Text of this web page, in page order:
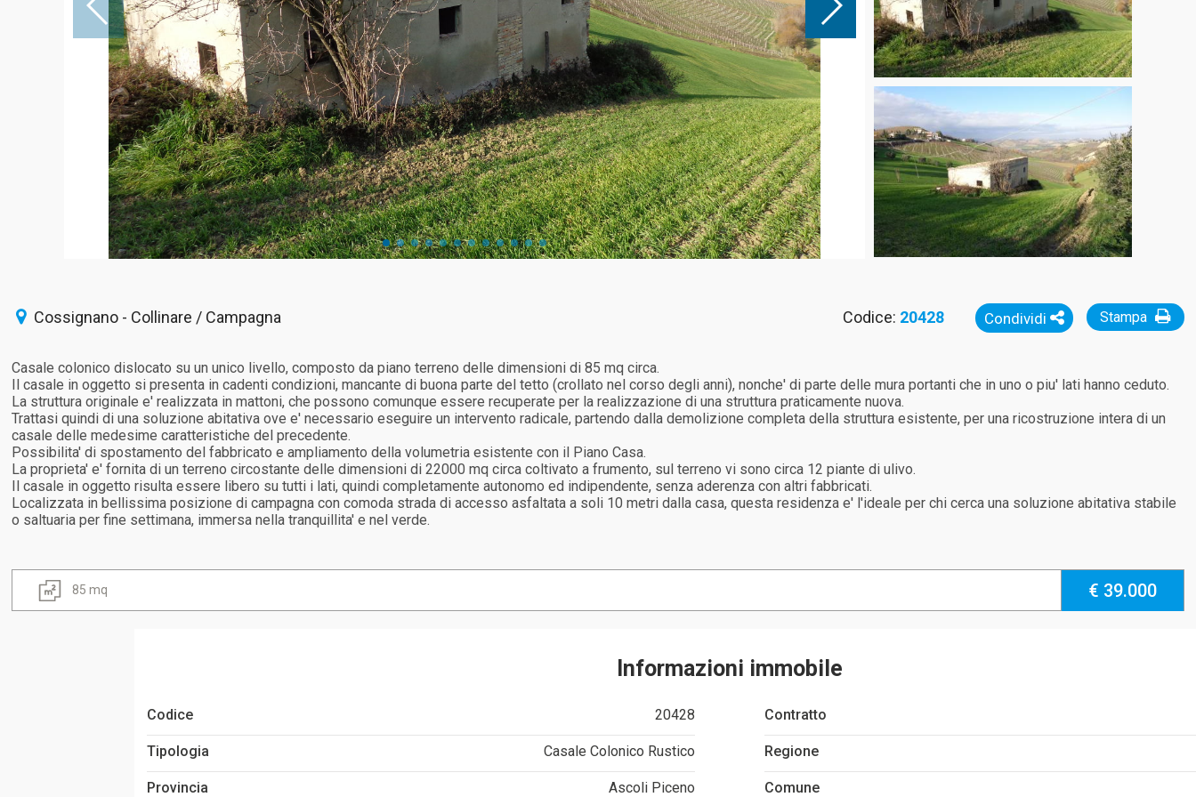
Cossignano - Collinare / Campagna Stampa
Condividi
Codice: 20428
Casale colonico dislocato su un unico livello, composto da piano terreno delle dimensioni di 85 mq circa.
Il casale in oggetto si presenta in cadenti condizioni, mancante di buona parte del tetto (crollato nel corso degli anni), nonche' di parte delle mura portanti che in uno o piu' lati hanno ceduto.
La struttura originale e' realizzata in mattoni, che possono comunque essere recuperate per la realizzazione di una struttura praticamente nuova.
Trattasi quindi di una soluzione abitativa ove e' necessario eseguire un intervento radicale, partendo dalla demolizione completa della struttura esistente, per una ricostruzione intera di un
casale delle medesime caratteristiche del precedente.
Possibilita' di spostamento del fabbricato e ampliamento della volumetria esistente con il Piano Casa.
La proprieta' e' fornita di un terreno circostante delle dimensioni di 22000 mq circa coltivato a frumento, sul terreno vi sono circa 12 piante di ulivo.
Il casale in oggetto risulta essere libero su tutti i lati, quindi completamente autonomo ed indipendente, senza aderenza con altri fabbricati.
Localizzata in bellissima posizione di campagna con comoda strada di accesso asfaltata a soli 10 metri dalla casa, questa residenza e' l'ideale per chi cerca una soluzione abitativa stabile
o saltuaria per fine settimana, immersa nella tranquillita' e nel verde.
85 mq € 39.000
Informazioni immobile
Codice 20428 Contratto
Tipologia Casale Colonico Rustico Regione
Provincia Ascoli Piceno Comune